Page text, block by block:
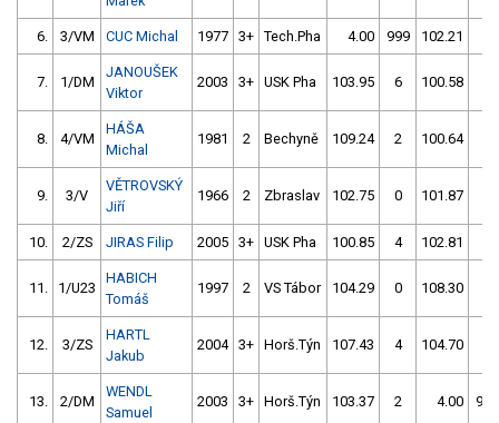
6. 3/VM CUC Michal 1977 3+ Tech.Pha 4.00 999 102.21
7. 1/DM
JANOUŠEK
Viktor
2003 3+ USK Pha 103.95 6 100.58
8. 4/VM
HÁŠA
Michal
1981 2 Bechyně 109.24 2 100.64
9. 3/V
VĚTROVSKÝ
Jiří
1966 2 Zbraslav 102.75 0 101.87
10. 2/ZS JIRAS Filip 2005 3+ USK Pha 100.85 4 102.81
11. 1/U23
HABICH
Tomáš
1997 2 VS Tábor 104.29 0 108.30
12. 3/ZS
HARTL
Jakub
2004 3+ Horš.Týn 107.43 4 104.70
13. 2/DM
WENDL
Samuel
2003 3+ Horš.Týn 103.37 2 4.00 999